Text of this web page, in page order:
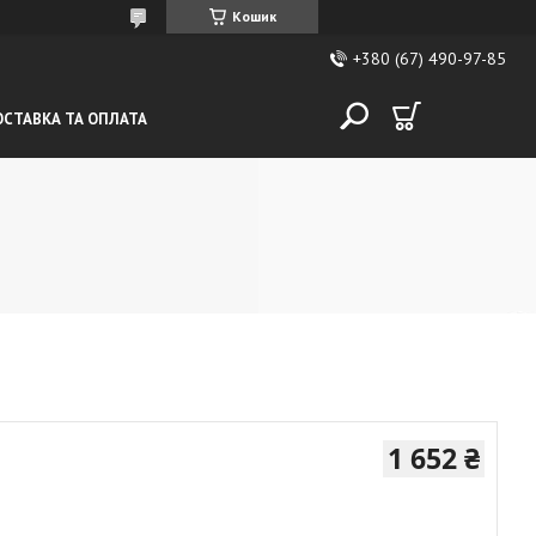
Кошик
+380 (67) 490-97-85
ТА ОПЛАТА
1 652 ₴